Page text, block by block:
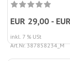
EUR 29,00 -
inkl. 7 % USt
Art.Nr. 387858234_M